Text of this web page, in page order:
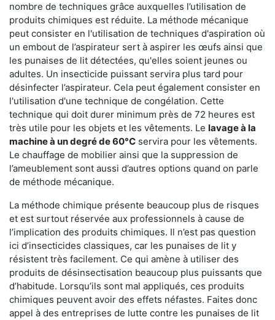
nombre de techniques grâce auxquelles l’utilisation de
produits chimiques est réduite. La méthode mécanique
peut consister en l'utilisation de techniques d'aspiration où
un embout de l’aspirateur sert à aspirer les œufs ainsi que
les punaises de lit détectées, qu'elles soient jeunes ou
adultes. Un insecticide puissant servira plus tard pour
désinfecter l’aspirateur. Cela peut également consister en
l'utilisation d'une technique de congélation. Cette
technique qui doit durer minimum près de 72 heures est
très utile pour les objets et les vêtements. Le lavage à la
machine à un degré de 60°C servira pour les vêtements.
Le chauffage de mobilier ainsi que la suppression de
l’ameublement sont aussi d’autres options quand on parle
de méthode mécanique.
La méthode chimique présente beaucoup plus de risques
et est surtout réservée aux professionnels à cause de
l’implication des produits chimiques. Il n’est pas question
ici d’insecticides classiques, car les punaises de lit y
résistent très facilement. Ce qui amène à utiliser des
produits de désinsectisation beaucoup plus puissants que
d’habitude. Lorsqu’ils sont mal appliqués, ces produits
chimiques peuvent avoir des effets néfastes. Faites donc
appel à des entreprises de lutte contre les punaises de lit